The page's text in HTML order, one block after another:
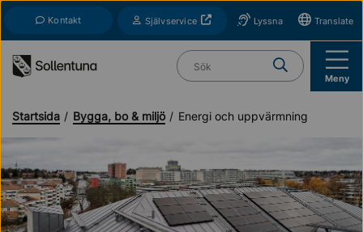
Kontakt SjälvserviceÖppnas i nytt fönsterLyssna Translate
Vad söker du?
Meny
Startsida Bygga, bo & miljö Energi och uppvärmning